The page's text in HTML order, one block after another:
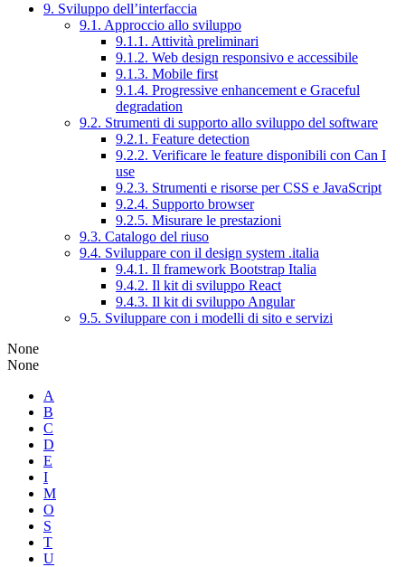
9. Sviluppo dell’interfaccia
9.1. Approccio allo sviluppo
9.1.1. Attività preliminari
9.1.2. Web design responsivo e accessibile
9.1.3. Mobile first
9.1.4. Progressive enhancement e Graceful
degradation
9.2. Strumenti di supporto allo sviluppo del software
9.2.1. Feature detection
9.2.2. Verificare le feature disponibili con Can I
use
9.2.3. Strumenti e risorse per CSS e JavaScript
9.2.4. Supporto browser
9.2.5. Misurare le prestazioni
9.3. Catalogo del riuso
9.4. Sviluppare con il design system .italia
9.4.1. Il framework Bootstrap Italia
9.4.2. Il kit di sviluppo React
9.4.3. Il kit di sviluppo Angular
9.5. Sviluppare con i modelli di sito e servizi
None
None
A
B
C
D
E
I
M
O
S
T
U